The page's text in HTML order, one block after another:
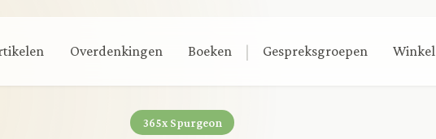
Overdenkingen Boeken | Gespreksgroepen Winkel
365x Spurgeon